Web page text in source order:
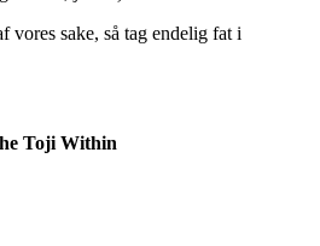
vores sake, så tag endelig fat i
Toji Within